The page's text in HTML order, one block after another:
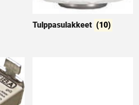
Tulppasulakkeet (10)